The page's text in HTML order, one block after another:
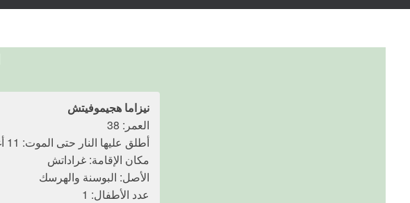
نيزاما هجيموفيتش
العمر: 38
أطلق عليها النار حتى الموت: 11 أغسطس 2023
مكان الإقامة: غراداتش
الأصل: البوسنة والهرسك
عدد الأطفال: 1